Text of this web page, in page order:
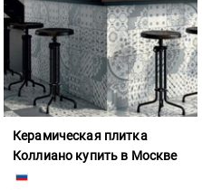
Керамическая плитка
Коллиано купить в Москве